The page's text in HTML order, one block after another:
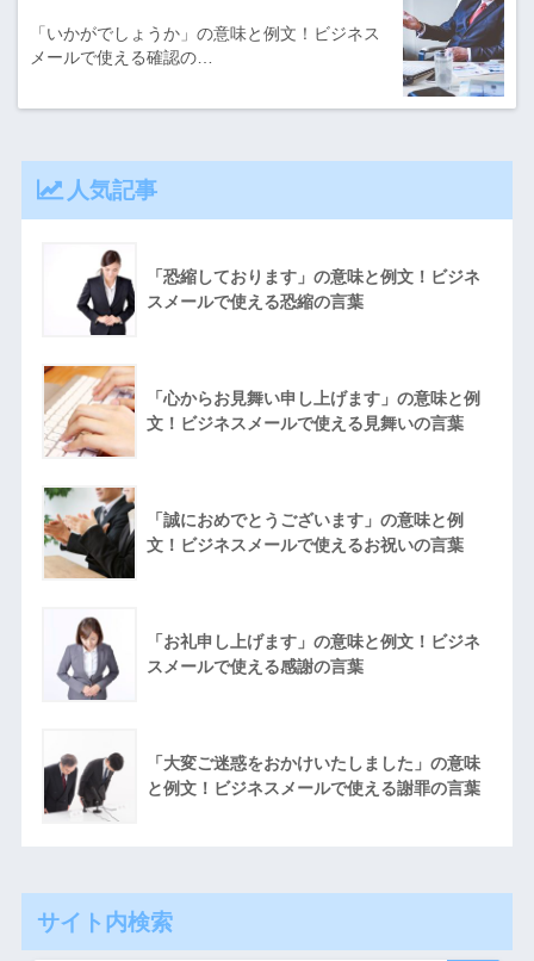
「いかがでしょうか」の意味と例文！ビジネス
メールで使える確認の…
人気記事
「恐縮しております」の意味と例文！ビジネ
スメールで使える恐縮の言葉
「心からお見舞い申し上げます」の意味と例
文！ビジネスメールで使える見舞いの言葉
「誠におめでとうございます」の意味と例
文！ビジネスメールで使えるお祝いの言葉
「お礼申し上げます」の意味と例文！ビジネ
スメールで使える感謝の言葉
「大変ご迷惑をおかけいたしました」の意味
と例文！ビジネスメールで使える謝罪の言葉
サイト内検索